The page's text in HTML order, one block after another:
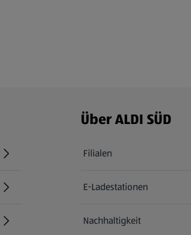
Über ALDI SÜD
Filialen
E-Ladestationen
Nachhaltigkeit